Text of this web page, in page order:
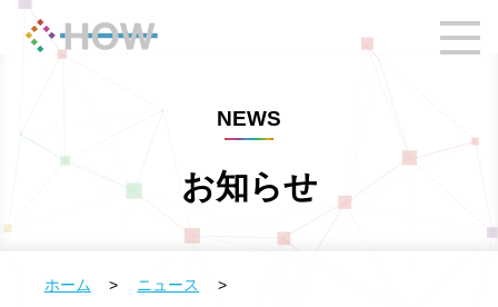
NEWS
お知らせ
ホーム > ニュース >